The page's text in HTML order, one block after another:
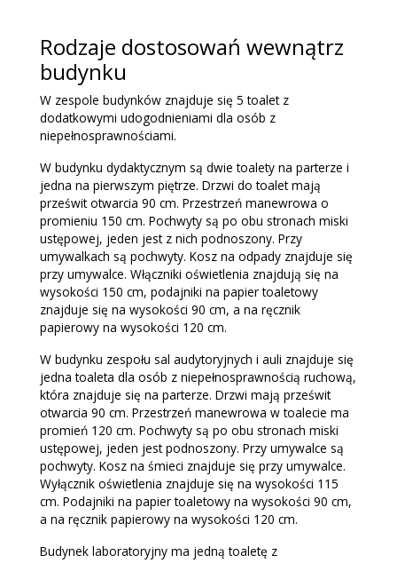
Rodzaje dostosowań wewnątrz
budynku
W zespole budynków znajduje się 5 toalet z
dodatkowymi udogodnieniami dla osób z
niepełnosprawnościami.
W budynku dydaktycznym są dwie toalety na parterze i
jedna na pierwszym piętrze. Drzwi do toalet mają
prześwit otwarcia 90 cm. Przestrzeń manewrowa o
promieniu 150 cm. Pochwyty są po obu stronach miski
ustępowej, jeden jest z nich podnoszony. Przy
umywalkach są pochwyty. Kosz na odpady znajduje się
przy umywalce. Włączniki oświetlenia znajdują się na
wysokości 150 cm, podajniki na papier toaletowy
znajduje się na wysokości 90 cm, a na ręcznik
papierowy na wysokości 120 cm.
W budynku zespołu sal audytoryjnych i auli znajduje się
jedna toaleta dla osób z niepełnosprawnością ruchową,
która znajduje się na parterze. Drzwi mają prześwit
otwarcia 90 cm. Przestrzeń manewrowa w toalecie ma
promień 120 cm. Pochwyty są po obu stronach miski
ustępowej, jeden jest podnoszony. Przy umywalce są
pochwyty. Kosz na śmieci znajduje się przy umywalce.
Wyłącznik oświetlenia znajduje się na wysokości 115
cm. Podajniki na papier toaletowy na wysokości 90 cm,
a na ręcznik papierowy na wysokości 120 cm.
Budynek laboratoryjny ma jedną toaletę z